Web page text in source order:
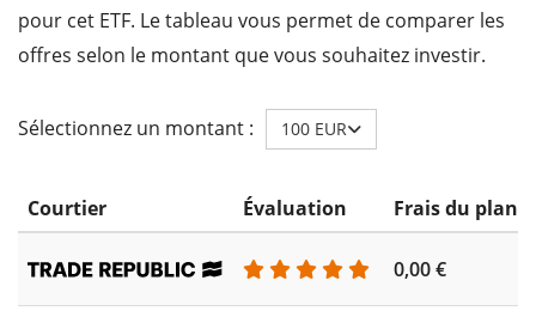
pour cet ETF. Le tableau vous permet de comparer les
offres selon le montant que vous souhaitez investir.
Sélectionnez un montant : 100 EUR
Courtier Évaluation Frais du plan
0,00 €